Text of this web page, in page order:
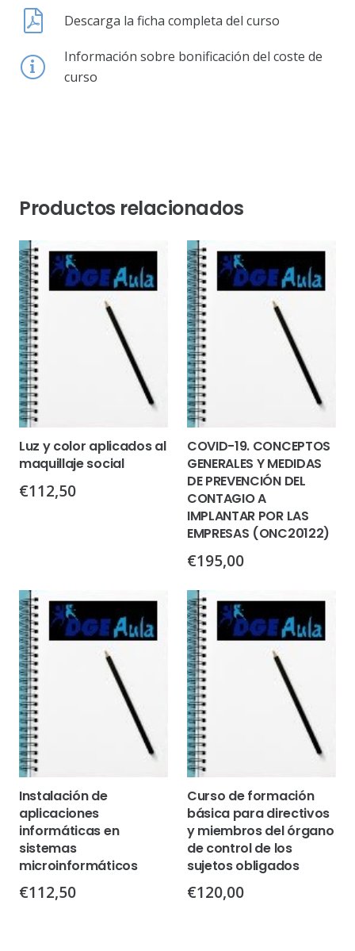
Descarga la ficha completa del curso
Información sobre bonificación del coste de
curso
Productos relacionados
Luz y color aplicados al
maquillaje social
€112,50
COVID-19. CONCEPTOS
GENERALES Y MEDIDAS
DE PREVENCIÓN DEL
CONTAGIO A
IMPLANTAR POR LAS
EMPRESAS (ONC20122)
€195,00
Instalación de
aplicaciones
informáticas en
sistemas
microinformáticos
€112,50
Curso de formación
básica para directivos
y miembros del órgano
de control de los
sujetos obligados
€120,00